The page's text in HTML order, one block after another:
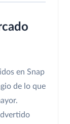
en Snap
de lo que